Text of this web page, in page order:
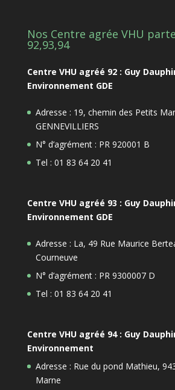
Nos Centre agrée VHU
92,93,94
Centre VHU agréé 92 : Guy
Environnement GDE
Adresse : 19, chemin des Petits
GENNEVILLIERS
N° d’agrément : PR 920001 B
Tel : 01 83 64 20 41
Centre VHU agréé 93 : Guy
Environnement GDE
Adresse : La, 49 Rue Maurice
Courneuve
N° d’agrément : PR 9300007 D
Tel : 01 83 64 20 41
Centre VHU agréé 94 : Guy
Environnement
Adresse : Rue du pond Mathieu,
Marne